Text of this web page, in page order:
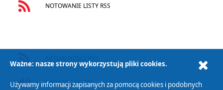
NOTOWANIE LISTY RSS
PODCAST AUDIO
Ważne: nasze strony wykorzystują pliki cookies.
Używamy informacji zapisanych za pomocą cookies i podobnych